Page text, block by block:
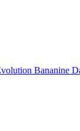
Bananine